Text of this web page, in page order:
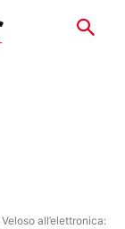
all’elettronica: